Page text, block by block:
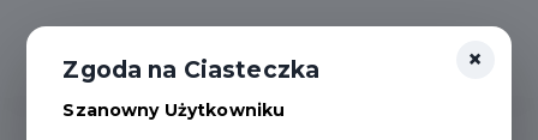
×
Zgoda na Ciasteczka
Szanowny Użytkowniku